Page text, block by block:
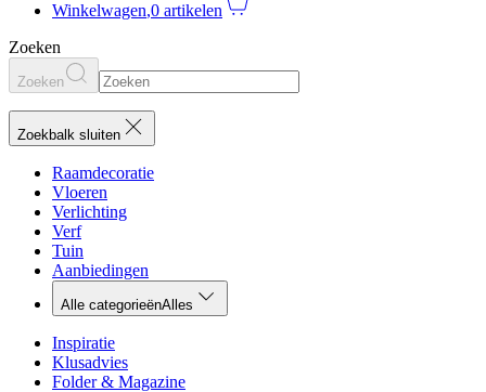
Winkelwagen,0 artikelen
Zoeken
Zoeken
Zoekbalk sluiten
Raamdecoratie
Vloeren
Verlichting
Verf
Tuin
Aanbiedingen
Alle categorieënAlles
Inspiratie
Klusadvies
Folder & Magazine